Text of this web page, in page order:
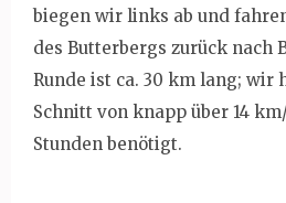
biegen wir links ab und
des Butterbergs zurück nach
Runde ist ca. 30 km lang; wir
Schnitt von knapp über 14
Stunden benötigt.